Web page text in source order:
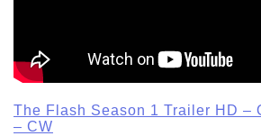
The Flash Season 1 Trailer HD –
– CW